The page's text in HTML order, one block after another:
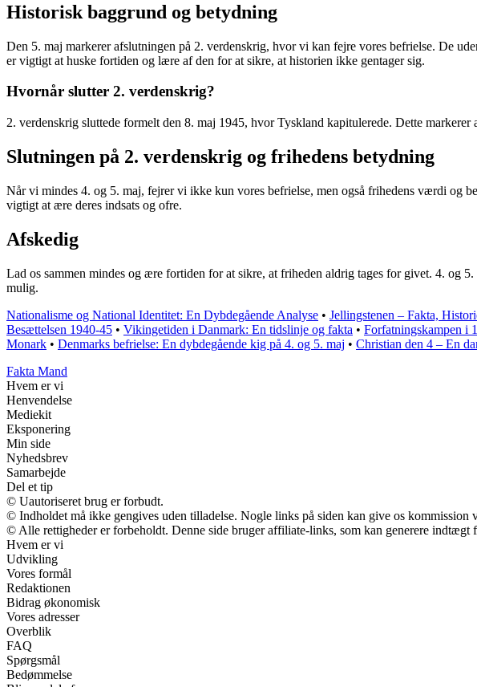
Historisk baggrund og betydning
Den 5. maj markerer afslutningen på 2. verdenskrig, hvor vi kan fejre vores befrielse. De
er vigtigt at huske fortiden og lære af den for at sikre, at historien ikke gentager sig.
Hvornår slutter 2. verdenskrig?
2. verdenskrig sluttede formelt den 8. maj 1945, hvor Tyskland kapitulerede. Dette
Slutningen på 2. verdenskrig og frihedens betydning
Når vi mindes 4. og 5. maj, fejrer vi ikke kun vores befrielse, men også frihedens værdi og
vigtigt at ære deres indsats og ofre.
Afskedig
Lad os sammen mindes og ære fortiden for at sikre, at friheden aldrig tages for givet. 4. og
mulig.
Nationalisme og National Identitet: En Dybdegående Analyse • Jellingstenen – Fakta,
Besættelsen 1940-45 • Vikingetiden i Danmark: En tidslinje og fakta • Forfatningskampen i
Monark • Denmarks befrielse: En dybdegående kig på 4. og 5. maj • Christian den 4 – En
Fakta Mand
Hvem er vi
Henvendelse
Mediekit
Eksponering
Min side
Nyhedsbrev
Samarbejde
Del et tip
© Uautoriseret brug er forbudt.
© Indholdet må ikke gengives uden tilladelse. Nogle links på siden kan give os kommission
© Alle rettigheder er forbeholdt. Denne side bruger affiliate-links, som kan generere
Hvem er vi
Udvikling
Vores formål
Redaktionen
Bidrag økonomisk
Vores adresser
Overblik
FAQ
Spørgsmål
Bedømmelse